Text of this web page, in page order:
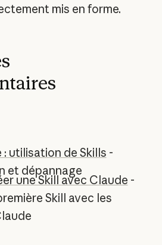
mis en forme.
utilisation de Skills -
et dépannage
une Skill avec Claude -
Skill avec les